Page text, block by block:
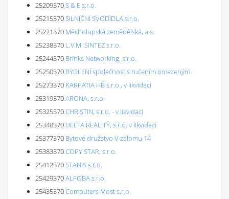
25209370S & E s.r.o.
25215370SILNIČNÍ SVODIDLA s.r.o.
25221370 Měcholupská zemědělská, a.s.
25238370 L.V.M. SINTEZ s.r.o.
25244370 Brinks Networking, s.r.o.
25250370 BYDLENÍ společnost s ručením omezeným
25273370 KARPATIA HB s.r.o., v likvidaci
25319370ARONA, s.r.o.
25325370CHRISTIN, s.r.o. - v likvidaci
25348370 DELTA REALITY, s.r.o. v likvidaci
25377370 Bytové družstvo V zálomu 14
25383370COPY STAR, s.r.o.
25412370STANIS s.r.o.
25429370ALFOBA s.r.o.
25435370Computers Most s.r.o.